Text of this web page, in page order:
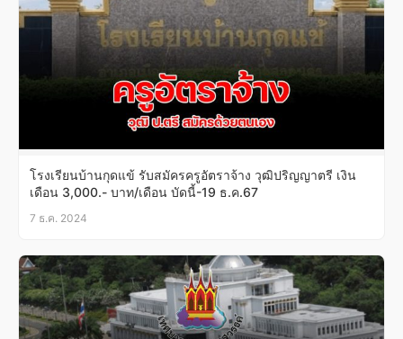
โรงเรียนบ้านกุดแข้ รับสมัครครูอัตราจ้าง วุฒิปริญญาตรี เงิน
เดือน 3,000.- บาท/เดือน บัดนี้-19 ธ.ค.67
7 ธ.ค. 2024